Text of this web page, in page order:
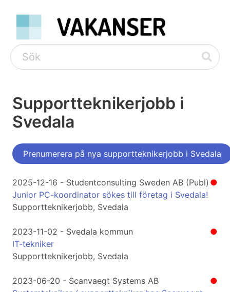
Supportteknikerjobb i
Svedala
Prenumerera på nya supportteknikerjobb i Svedala
●
2025-12-16 - Studentconsulting Sweden AB (Publ)
Junior PC-koordinator sökes till företag i Svedala!
Supportteknikerjobb, Svedala
●
2023-11-02 - Svedala kommun
IT-tekniker
Supportteknikerjobb, Svedala
●
2023-06-20 - Scanvaegt Systems AB